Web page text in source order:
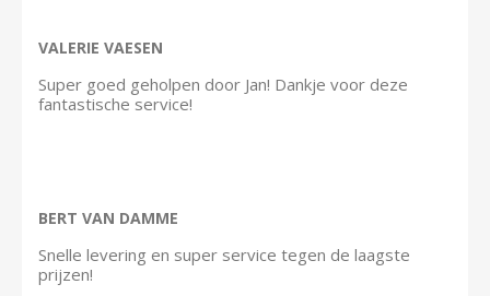
VALERIE VAESEN
Super goed geholpen door Jan! Dankje voor deze
fantastische service!
BERT VAN DAMME
Snelle levering en super service tegen de laagste
prijzen!